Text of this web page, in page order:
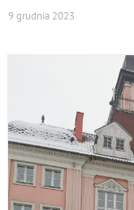
9 grudnia 2023